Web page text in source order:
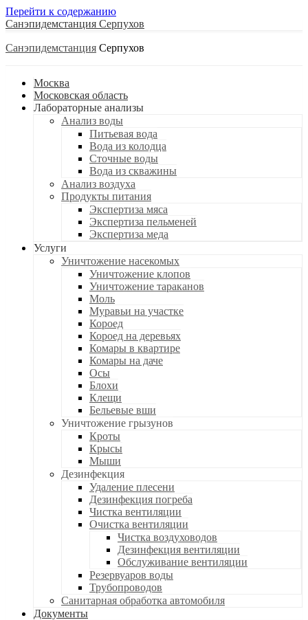
Перейти к содержанию
Санэпидемстанция
Санэпидемстанция
Москва
Московская область
Лабораторные анализы
Анализ воды
Питьевая вода
Вода из колодца
Сточные воды
Вода из скважины
Анализ воздуха
Продукты питания
Экспертиза мяса
Экспертиза пельменей
Экспертиза меда
Услуги
Уничтожение насекомых
Уничтожение клопов
Уничтожение тараканов
Моль
Муравьи на участке
Короед
Короед на деревьях
Комары в квартире
Комары на даче
Осы
Блохи
Клещи
Бельевые вши
Уничтожение грызунов
Кроты
Крысы
Мыши
Дезинфекция
Удаление плесени
Дезинфекция погреба
Чистка вентиляции
Очистка вентиляции
Чистка воздуховодов
Дезинфекция вентиляции
Обслуживание вентиляции
Резервуаров воды
Трубопроводов
Санитарная обработка автомобиля
Документы